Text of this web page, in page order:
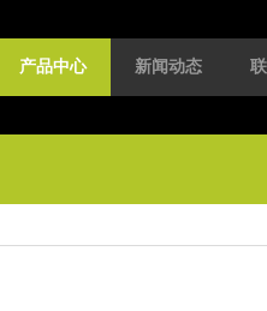
产品中心 新闻动态